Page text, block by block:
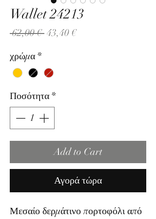
Wallet 24213
62,00 € Κανονική
43,40 €Τιμή
χρώμα *
Ποσότητα *
Add to Cart
Αγορά τώρα
Μεσαίο δερμάτινο πορτοφόλι από